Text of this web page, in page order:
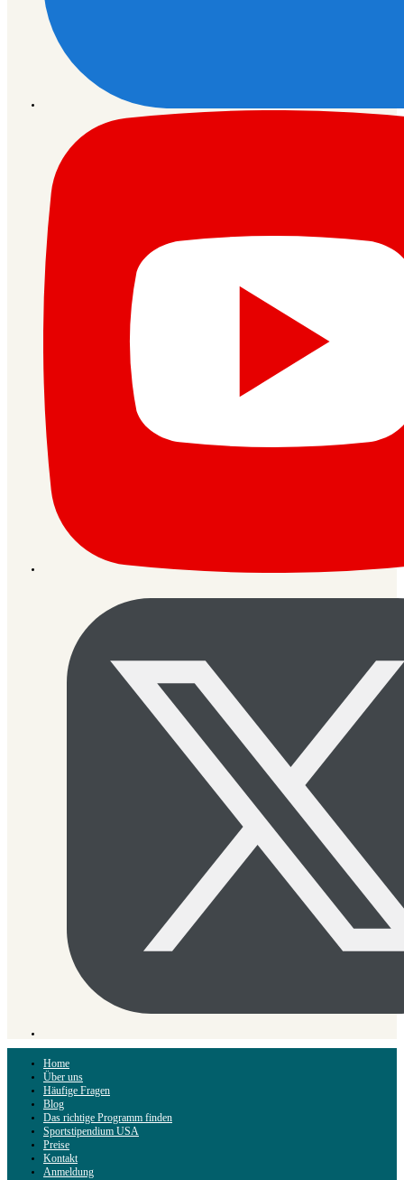
Home
Über uns
Häufige Fragen
Blog
Das richtige Programm finden
Sportstipendium USA
Preise
Kontakt
Anmeldung